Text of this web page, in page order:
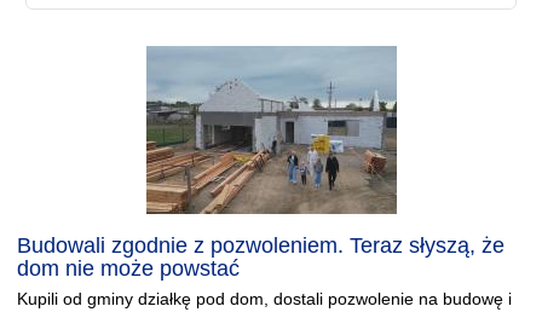
Budowali zgodnie z pozwoleniem. Teraz słyszą, że
dom nie może powstać
Kupili od gminy działkę pod dom, dostali pozwolenie na budowę i